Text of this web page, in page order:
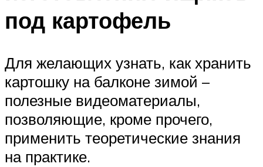
под картофель
Для желающих узнать, как хранить
картошку на балконе зимой –
полезные видеоматериалы,
позволяющие, кроме прочего,
применить теоретические знания
на практике.